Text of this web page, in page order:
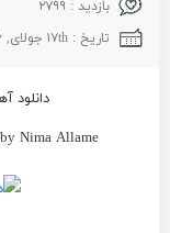
بازدید : ۲۷۹۹
تاریخ : ۱۷th جولای, ۲۰۲۶
دانلود
Nima Allame